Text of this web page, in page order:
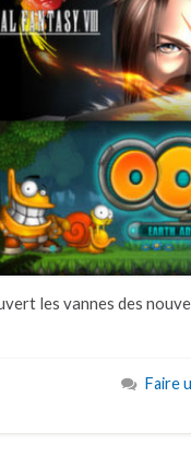
les vannes des
Faire